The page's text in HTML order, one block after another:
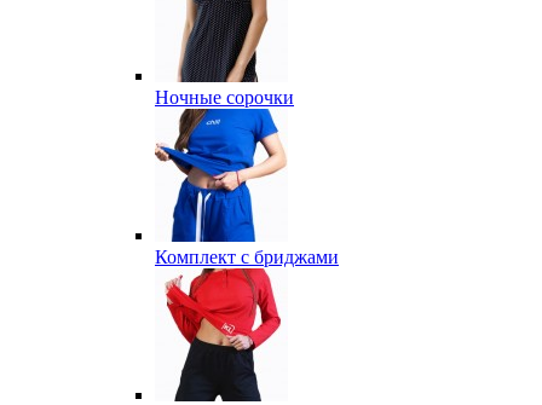
Ночные сорочки
Комплект с бриджами